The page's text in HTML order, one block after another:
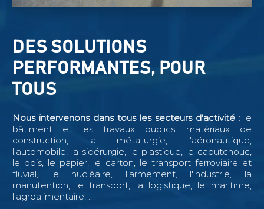
DES SOLUTIONS
PERFORMANTES, POUR
TOUS
Nous intervenons dans tous les secteurs d'activité: le
bâtiment et les travaux publics, matériaux de
construction, la métallurgie, l'aéronautique,
l'automobile, la sidérurgie, le plastique, le caoutchouc,
le bois, le papier, le carton, le transport ferroviaire et
fluvial, le nucléaire, l'armement, l'industrie, la
manutention, le transport, la logistique, le maritime,
l'agroalimentaire, ...